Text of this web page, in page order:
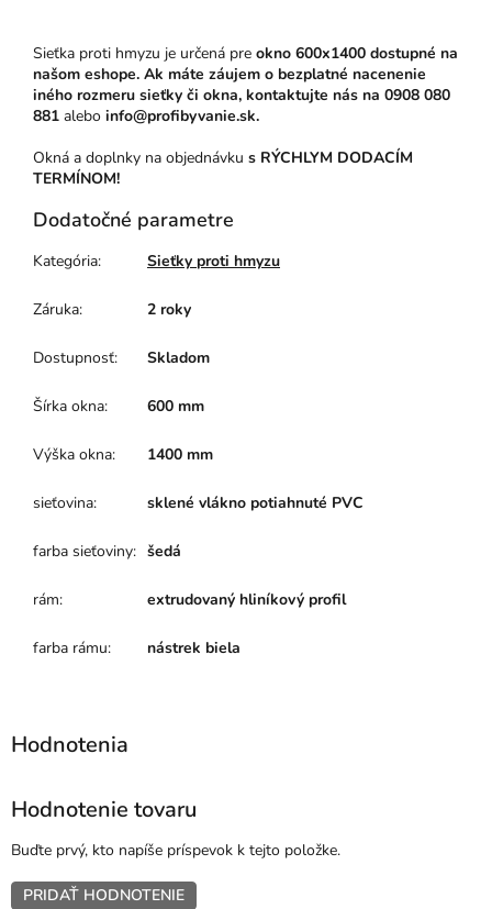
Sieťka proti hmyzu je určená pre okno 600x1400 dostupné na
našom eshope. Ak máte záujem o bezplatné nacenenie
iného rozmeru sieťky či okna, kontaktujte nás na 0908 080
881 alebo info@profibyvanie.sk.
Okná a doplnky na objednávku s RÝCHLYM DODACÍM
TERMÍNOM!
Dodatočné parametre
Kategória: Sieťky proti hmyzu
Záruka: 2 roky
Dostupnosť: Skladom
Šírka okna: 600 mm
Výška okna: 1400 mm
sieťovina: sklené vlákno potiahnuté PVC
farba sieťoviny: šedá
rám: extrudovaný hliníkový profil
farba rámu: nástrek biela
Hodnotenie tovaru
Buďte prvý, kto napíše príspevok k tejto položke.
PRIDAŤ HODNOTENIE